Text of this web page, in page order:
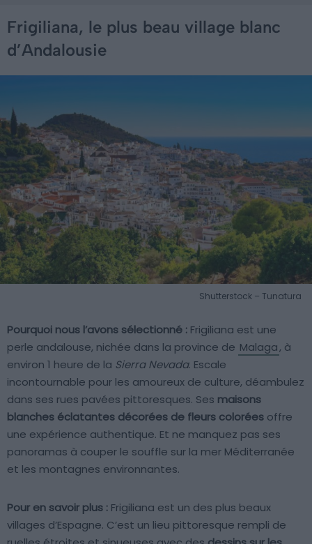
Frigiliana, le plus beau village blanc
d’Andalousie
Shutterstock – Tunatura
Pourquoi nous l’avons sélectionné : Frigiliana est une
perle andalouse, nichée dans la province de Malaga, à
environ 1 heure de la Sierra Nevada. Escale
incontournable pour les amoureux de culture, déambulez
dans ses rues pavées pittoresques. Ses maisons
blanches éclatantes décorées de fleurs colorées offre
une expérience authentique. Et ne manquez pas ses
panoramas à couper le souffle sur la mer Méditerranée
et les montagnes environnantes.
Pour en savoir plus : Frigiliana est un des plus beaux
villages d’Espagne. C’est un lieu pittoresque rempli de